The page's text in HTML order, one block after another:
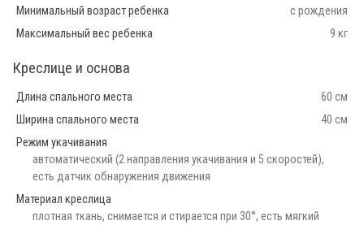
Минимальный возраст ребенка
с рождения
Максимальный вес ребенка
9 кг
Креслице и основа
Длина спального места
60 см
Ширина спального места
40 см
Режим укачивания
автоматический (2 направления укачивания и 5 скоростей),
есть датчик обнаружения движения
Материал креслица
плотная ткань, снимается и стирается при 30°, есть мягкий